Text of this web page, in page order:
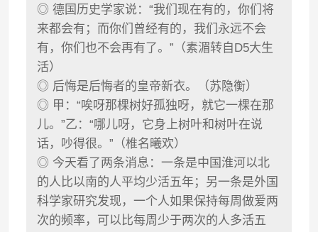
◎ 德国历史学家说：“我们现在有的，你们将
来都会有；而你们曾经有的，我们永远不会
有，你们也不会再有了。”（素湄转自D5大生
活）
◎ 后悔是后悔者的皇帝新衣。（苏隐衡）
◎ 甲：“唉呀那棵树好孤独呀，就它一棵在那
儿。”乙：“哪儿呀，它身上树叶和树叶在说
话，吵得很。”（椎名曦欢）
◎ 今天看了两条消息：一条是中国淮河以北
的人比以南的人平均少活五年；另一条是外国
科学家研究发现，一个人如果保持每周做爱两
次的频率，可以比每周少于两次的人多活五